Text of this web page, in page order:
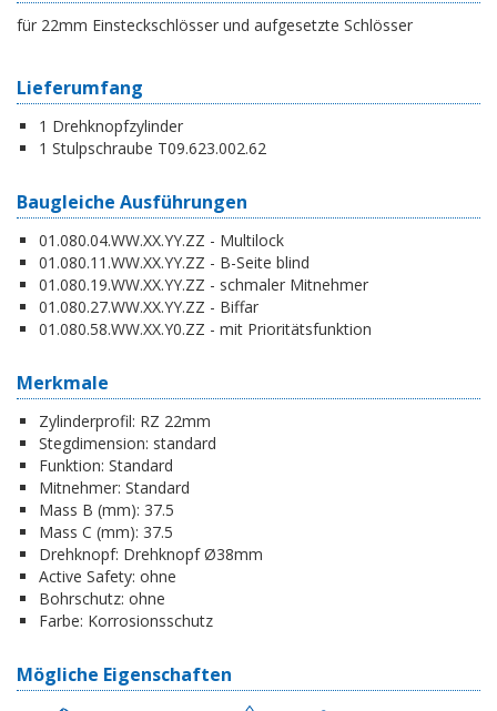
für 22mm Einsteckschlösser und aufgesetzte Schlösser
Lieferumfang
1 Drehknopfzylinder
1 Stulpschraube T09.623.002.62
Baugleiche Ausführungen
01.080.04.WW.XX.YY.ZZ - Multilock
01.080.11.WW.XX.YY.ZZ - B-Seite blind
01.080.19.WW.XX.YY.ZZ - schmaler Mitnehmer
01.080.27.WW.XX.YY.ZZ - Biffar
01.080.58.WW.XX.Y0.ZZ - mit Prioritätsfunktion
Merkmale
Zylinderprofil: RZ 22mm
Stegdimension: standard
Funktion: Standard
Mitnehmer: Standard
Mass B (mm): 37.5
Mass C (mm): 37.5
Drehknopf: Drehknopf Ø38mm
Active Safety: ohne
Bohrschutz: ohne
Farbe: Korrosionsschutz
Mögliche Eigenschaften